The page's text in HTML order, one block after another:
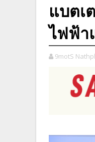
แบตเ
ไฟฟ้า
9motS